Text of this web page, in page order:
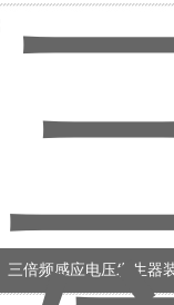
三倍频感应电压发生器